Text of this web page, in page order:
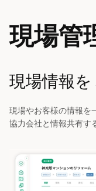
現場管
現場情報
現場やお客様の情報を
協力会社と情報共有す